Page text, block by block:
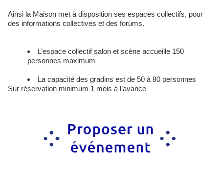
Ainsi la Maison met à disposition ses espaces collectifs, pour
des informations collectives et des forums.
L’espace collectif salon et scène accueille 150
personnes maximum
La capacité des gradins est de 50 à 80 personnes
Sur réservation minimum 1 mois à l’avance